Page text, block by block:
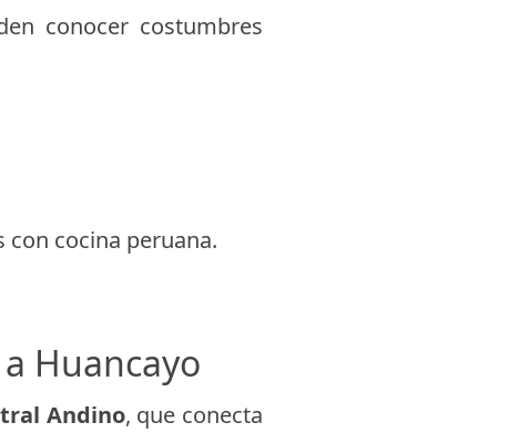
conocer costumbres
con cocina peruana.
Huancayo
Andino, que conecta